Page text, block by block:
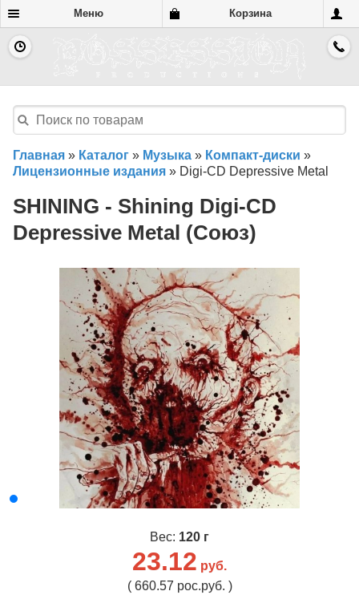
Меню Корзина
Главная » Каталог » Музыка » Компакт-диски »
Лицензионные издания » Digi-CD Depressive Metal
SHINING - Shining Digi-CD
Depressive Metal (Союз)
Вес: 120 г
23.12 руб.
( 660.57 рос.руб. )